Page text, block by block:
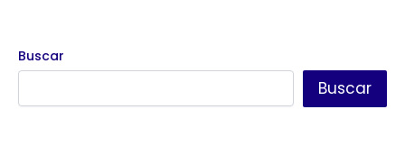
Buscar
Buscar